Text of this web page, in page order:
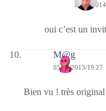
14/12/
oui c’est un
M@g
05/07/2013/19:27
Bien vu ! très